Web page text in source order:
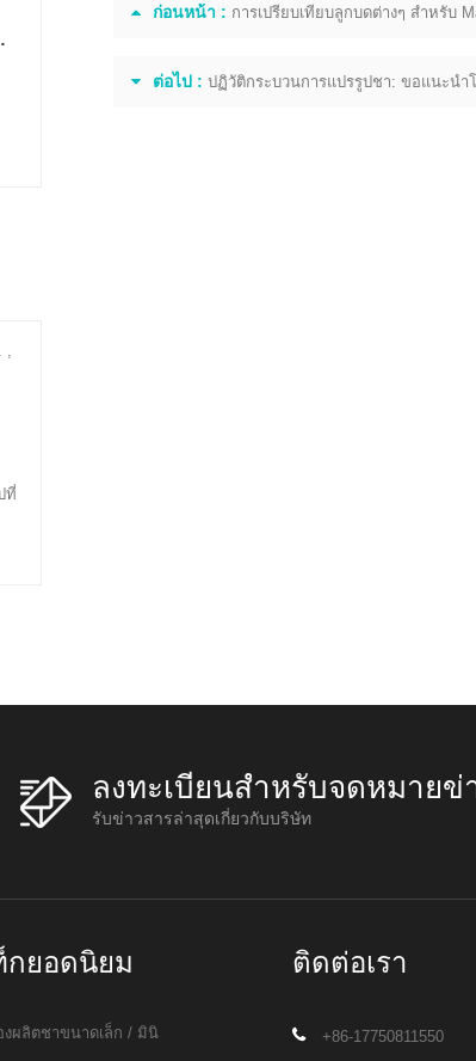
Series
,
ที่
ก่อนหน้า : การเปรียบเทียบลูกบดต่างๆ สำหรับ
ต่อไป : ปฏิวัติกระบวนการแปรรูปชา: ขอแนะนำ
ลงทะเบียนสำหรับจดหมายข่
รับข่าวสารล่าสุดเกี่ยวกับบริษัท
กยอดนิยม
งผลิตชาขนาดเล็ก / มินิ
ติดต่อเรา
+86-17750811550